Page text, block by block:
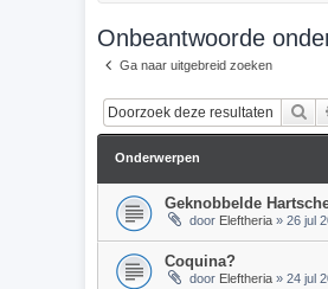
Onbeantwoorde
Ga naar uitgebreid zoeken
Onderwerpen
Geknobbelde
door Eleftheria » 26 jul
Coquina?
door Eleftheria » 24 jul